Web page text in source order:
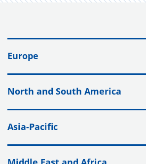
Europe
North and South America
Asia-Pacific